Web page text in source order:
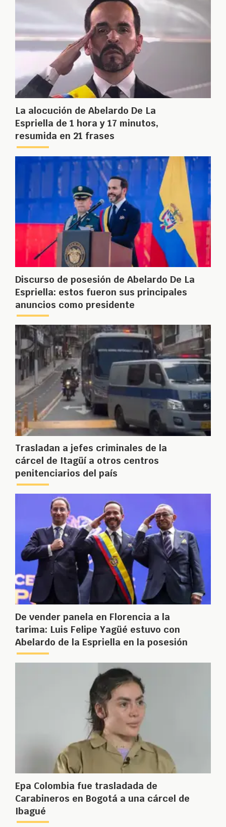
La alocución de Abelardo De La
Espriella de 1 hora y 17 minutos,
resumida en 21 frases
Discurso de posesión de Abelardo De La
Espriella: estos fueron sus principales
anuncios como presidente
Trasladan a jefes criminales de la
cárcel de Itagüí a otros centros
penitenciarios del país
De vender panela en Florencia a la
tarima: Luis Felipe Yagüé estuvo con
Abelardo de la Espriella en la posesión
Epa Colombia fue trasladada de
Carabineros en Bogotá a una cárcel de
Ibagué